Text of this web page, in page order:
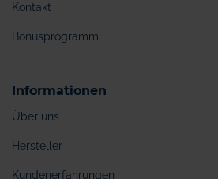
Kontakt
Bonusprogramm
Informationen
Über uns
Hersteller
Kundenerfahrungen